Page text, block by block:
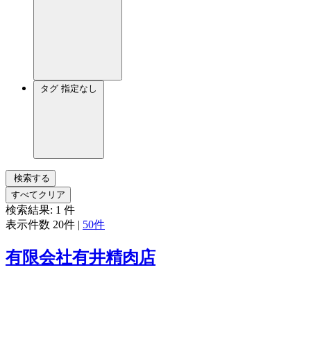
タグ 指定なし
検索する
すべてクリア
検索結果: 1 件
表示件数 20件 | 50件
有限会社有井精肉店